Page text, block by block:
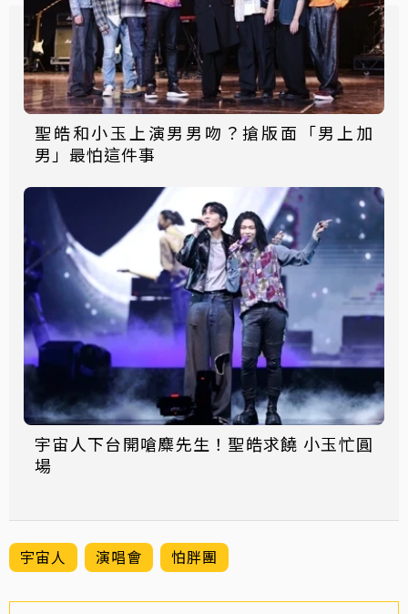
聖皓和小玉上演男男吻？搶版面「男上加
男」最怕這件事
宇宙人下台開嗆麋先生！聖皓求饒 小玉忙圓
場
宇宙人 演唱會 怕胖團